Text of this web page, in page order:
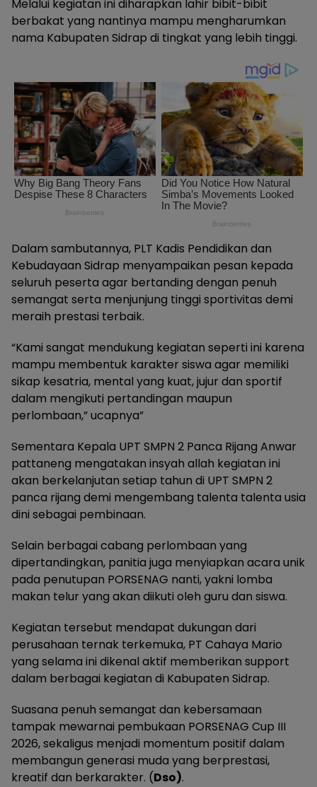
Melalui kegiatan ini diharapkan lahir bibit-bibit
berbakat yang nantinya mampu mengharumkan
nama Kabupaten Sidrap di tingkat yang lebih tinggi.
Dalam sambutannya, PLT Kadis Pendidikan dan
Kebudayaan Sidrap menyampaikan pesan kepada
seluruh peserta agar bertanding dengan penuh
semangat serta menjunjung tinggi sportivitas demi
meraih prestasi terbaik.
“Kami sangat mendukung kegiatan seperti ini karena
mampu membentuk karakter siswa agar memiliki
sikap kesatria, mental yang kuat, jujur dan sportif
dalam mengikuti pertandingan maupun
perlombaan,” ucapnya”
Sementara Kepala UPT SMPN 2 Panca Rijang Anwar
pattaneng mengatakan insyah allah kegiatan ini
akan berkelanjutan setiap tahun di UPT SMPN 2
panca rijang demi mengembang talenta talenta usia
dini sebagai pembinaan.
Selain berbagai cabang perlombaan yang
dipertandingkan, panitia juga menyiapkan acara unik
pada penutupan PORSENAG nanti, yakni lomba
makan telur yang akan diikuti oleh guru dan siswa.
Kegiatan tersebut mendapat dukungan dari
perusahaan ternak terkemuka, PT Cahaya Mario
yang selama ini dikenal aktif memberikan support
dalam berbagai kegiatan di Kabupaten Sidrap.
Suasana penuh semangat dan kebersamaan
tampak mewarnai pembukaan PORSENAG Cup III
2026, sekaligus menjadi momentum positif dalam
membangun generasi muda yang berprestasi,
kreatif dan berkarakter. (Dso).